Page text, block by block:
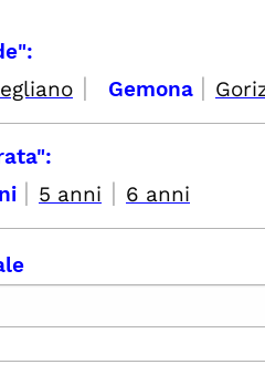
| Gemona |
| 5 anni | 6 anni